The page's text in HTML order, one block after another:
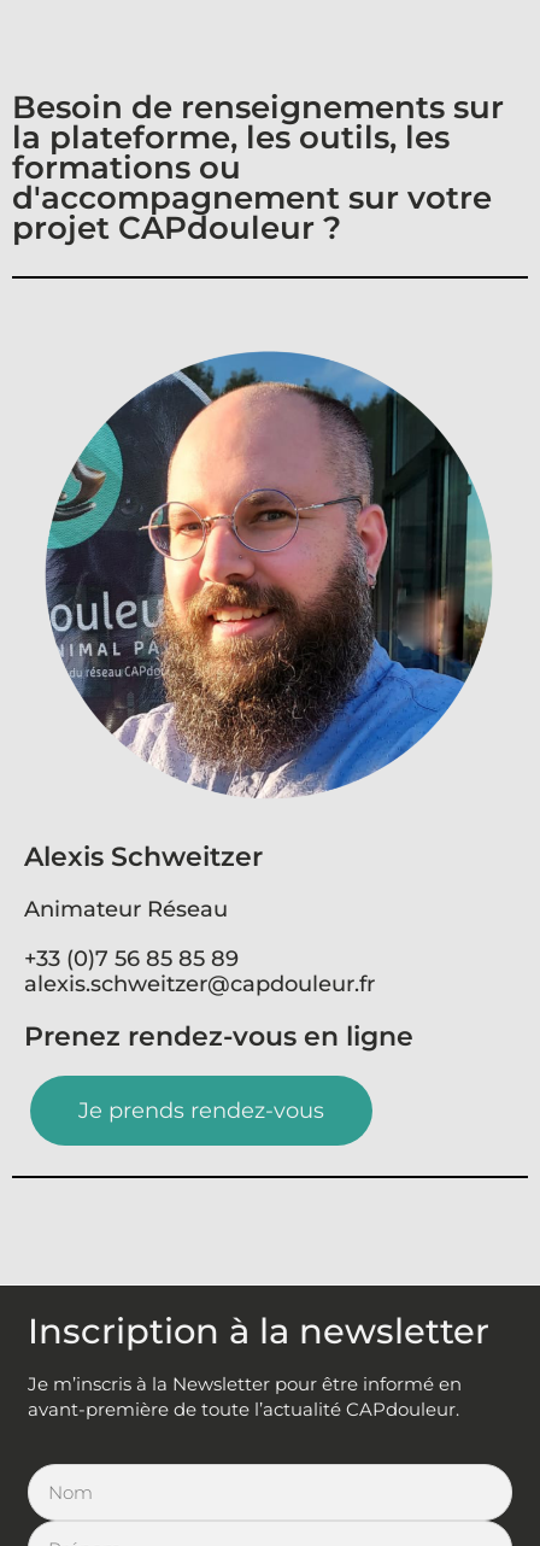
Besoin de renseignements sur
la plateforme, les outils, les
formations ou
d'accompagnement sur votre
projet CAPdouleur ?
Alexis Schweitzer
Animateur Réseau
+33 (0)7 56 85 85 89
alexis.schweitzer@capdouleur.fr
Prenez rendez-vous en ligne
Je prends rendez-vous
Inscription à la newsletter
Je m’inscris à la Newsletter pour être informé en
avant-première de toute l’actualité CAPdouleur.